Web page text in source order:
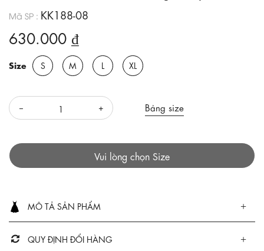
Mã SP : KK188-08
630.000 ₫
Size S M L XL
Bảng size
Vui lòng chọn Size
MÔ TẢ SẢN PHẨM
QUY ĐỊNH ĐỔI HÀNG